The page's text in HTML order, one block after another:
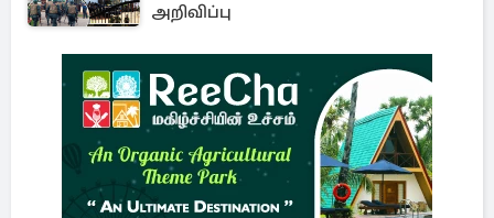
அறிவிப்பு